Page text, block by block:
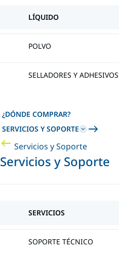
LÍQUIDO
POLVO
SELLADORES Y ADHESIVOS
¿DÓNDE COMPRAR?
SERVICIOS Y SOPORTE
Servicios y Soporte
Servicios y Soporte
SERVICIOS
SOPORTE TÉCNICO